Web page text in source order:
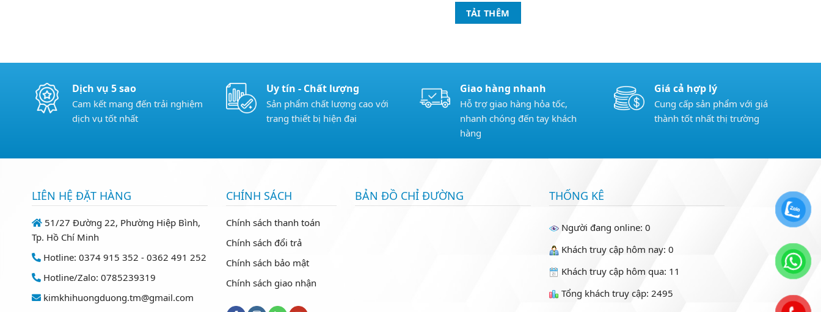
TẢI THÊM
Dịch vụ 5 sao
Cam kết mang đến trải nghiệm
dịch vụ tốt nhất
Uy tín - Chất lượng
Sản phẩm chất lượng cao với
trang thiết bị hiện đại
Giao hàng nhanh
Hỗ trợ giao hàng hỏa tốc,
nhanh chóng đến tay khách
hàng
Giá cả hợp lý
Cung cấp sản phẩm với giá
thành tốt nhất thị trường
LIÊN HỆ ĐẶT HÀNG
51/27 Đường 22, Phường Hiệp Bình,
Tp. Hồ Chí Minh
Hotline: 0374 915 352 - 0362 491 252
Hotline/Zalo: 0785239319
kimkhihuongduong.tm@gmail.com
CHÍNH SÁCH
Chính sách thanh toán
Chính sách đổi trả
Chính sách bảo mật
Chính sách giao nhận
BẢN ĐỒ CHỈ ĐƯỜNG THỐNG KÊ
Người đang online: 0
Khách truy cập hôm nay: 0
Khách truy cập hôm qua: 11
Tổng khách truy cập: 2495